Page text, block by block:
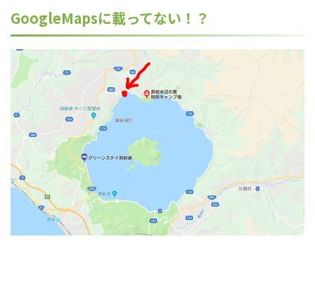
GoogleMapsに載ってない！？